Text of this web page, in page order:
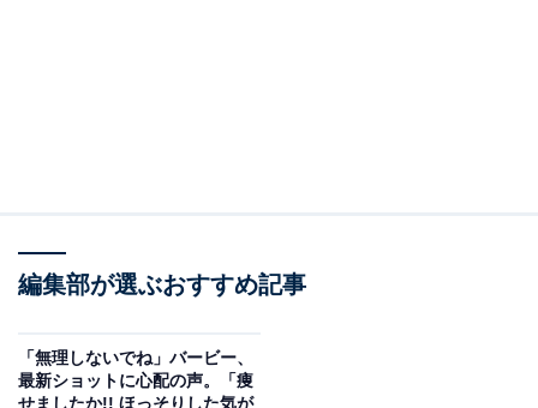
編集部が選ぶおすすめ記事
「無理しないでね」バービー、
最新ショットに心配の声。「痩
せましたか!! ほっそりした気が